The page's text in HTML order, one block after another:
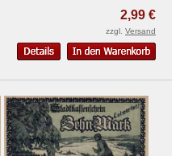
2,99 €
zzgl. Versand